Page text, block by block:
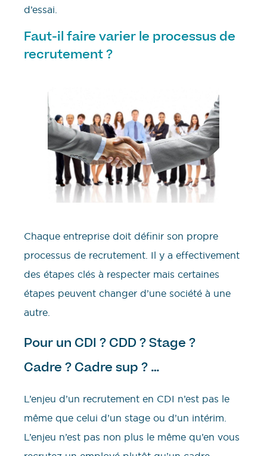
d’essai.
Faut-il faire varier le processus de
recrutement ?
Chaque entreprise doit définir son propre
processus de recrutement. Il y a effectivement
des étapes clés à respecter mais certaines
étapes peuvent changer d’une société à une
autre.
Pour un CDI ? CDD ? Stage ?
Cadre ? Cadre sup ? …
L’enjeu d’un recrutement en CDI n’est pas le
même que celui d’un stage ou d’un intérim.
L’enjeu n’est pas non plus le même qu’en vous